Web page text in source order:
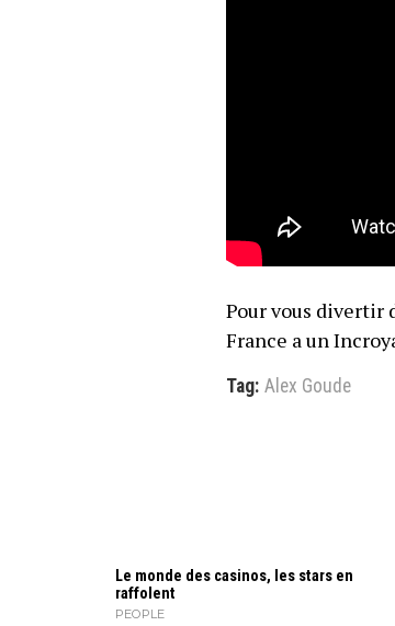
Pour vous divertir
France a un
Tag: Alex Goude
Le monde des casinos, les stars en
raffolent
PEOPLE